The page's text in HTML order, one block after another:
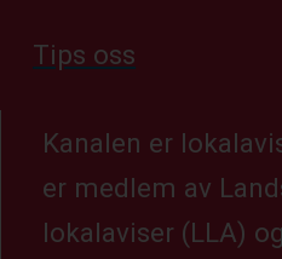
Tips oss
Kanalen er
er medlem av
lokalaviser (LLA)